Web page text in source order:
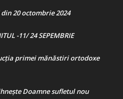
20 octombrie 2024
-11/ 24 SEPEMBRIE
primei mănăstiri ortodoxe
Doamne sufletul nou